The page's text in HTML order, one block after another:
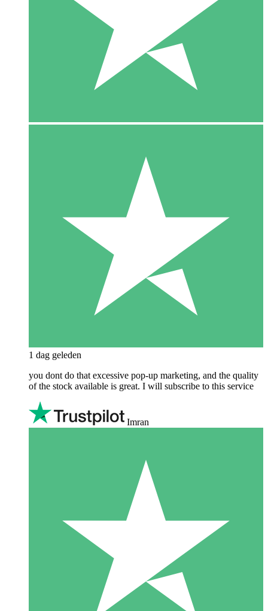
1 dag geleden
you dont do that excessive pop-up marketing, and the quality
of the stock available is great. I will subscribe to this service
Imran